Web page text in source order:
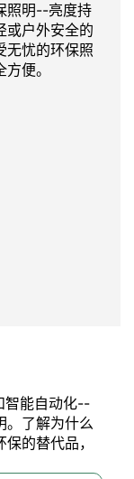
照明--亮度持
或户外安全的
无忧的环保照
便。
智能自动化--
。了解为什么
的替代品，